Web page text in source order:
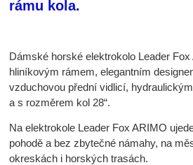
rámu kola.
Dámské horské elektrokolo Leader
hliníkovým rámem, elegantním
vzduchovou přední vidlicí,
a s rozměrem kol 28“.
Na elektrokole Leader Fox ARIMO
pohodě a bez zbytečné námahy, na
okreskách i horských trasách.